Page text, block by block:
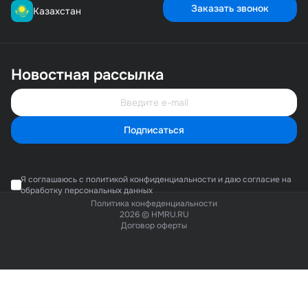
23 238₽
Терморегулятор для BS-4525A (NG-5000)
5 557₽/шт. 1 шт.
Казахстан
Заказать звонок
Новостная рассылка
Я соглашаюсь с политикой конфиденциальности и даю согласие на
обработку персональных данных
Подписаться
Политика конфеденциальности
2026 © HMRU.RU
Договор оферты